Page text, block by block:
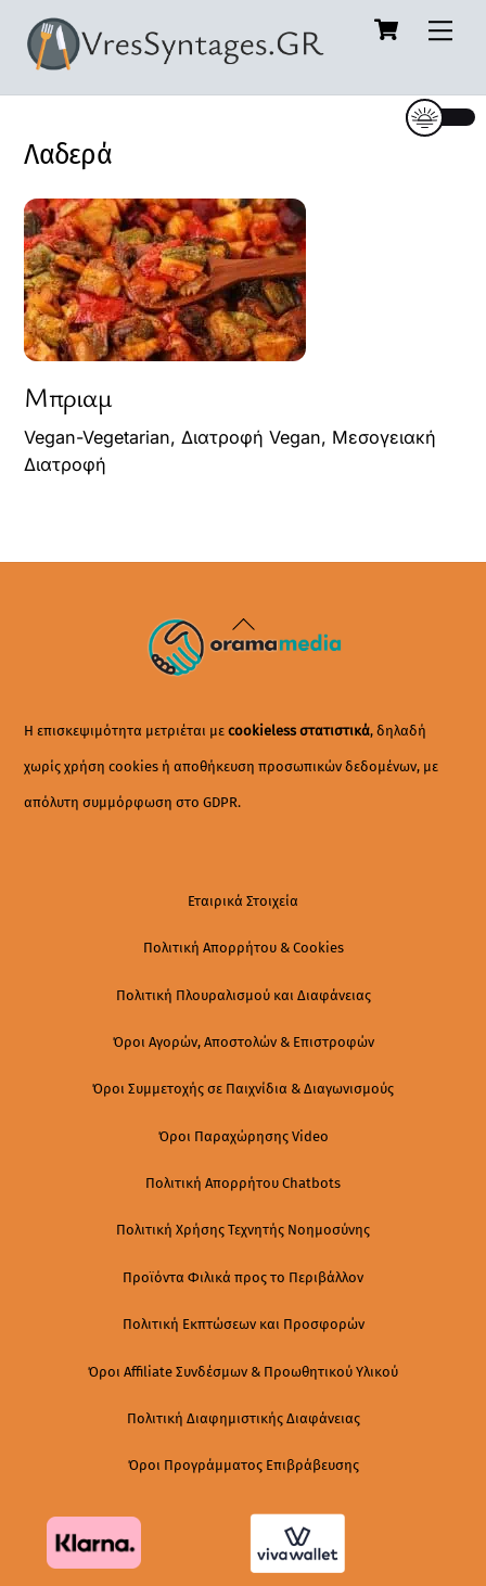
Skip
Cart
Λαδερά
Μπριαμ
Vegan-Vegetarian,Διατροφή Vegan, Μεσογειακή
Διατροφή
Back
To
Η επισκεψιμότητα μετριέται μεcookieless στατιστικά, δηλαδή
χωρίς χρήση cookies ή αποθήκευση προσωπικών δεδομένων, με
απόλυτη συμμόρφωση στο GDPR.
Εταιρικά Στοιχεία
Πολιτική Απορρήτου & Cookies
Πολιτική Πλουραλισμού και Διαφάνειας
Όροι Αγορών, Αποστολών & Επιστροφών
Όροι Συμμετοχής σε Παιχνίδια & Διαγωνισμούς
Όροι Παραχώρησης Video
Πολιτική Απορρήτου Chatbots
Πολιτική Χρήσης Τεχνητής Νοημοσύνης
Προϊόντα Φιλικά προς το Περιβάλλον
Πολιτική Εκπτώσεων και Προσφορών
Όροι Affiliate Συνδέσμων & Προωθητικού Υλικού
Πολιτική Διαφημιστικής Διαφάνειας
Όροι Προγράμματος Επιβράβευσης